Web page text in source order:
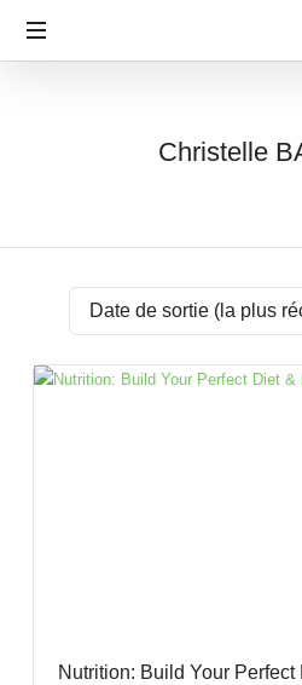
Christelle
Christelle
Nutrition: Build Your